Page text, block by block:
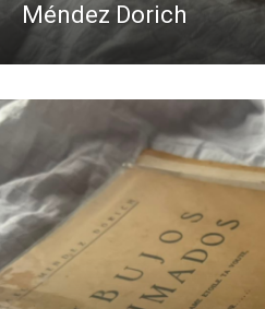
Méndez Dorich